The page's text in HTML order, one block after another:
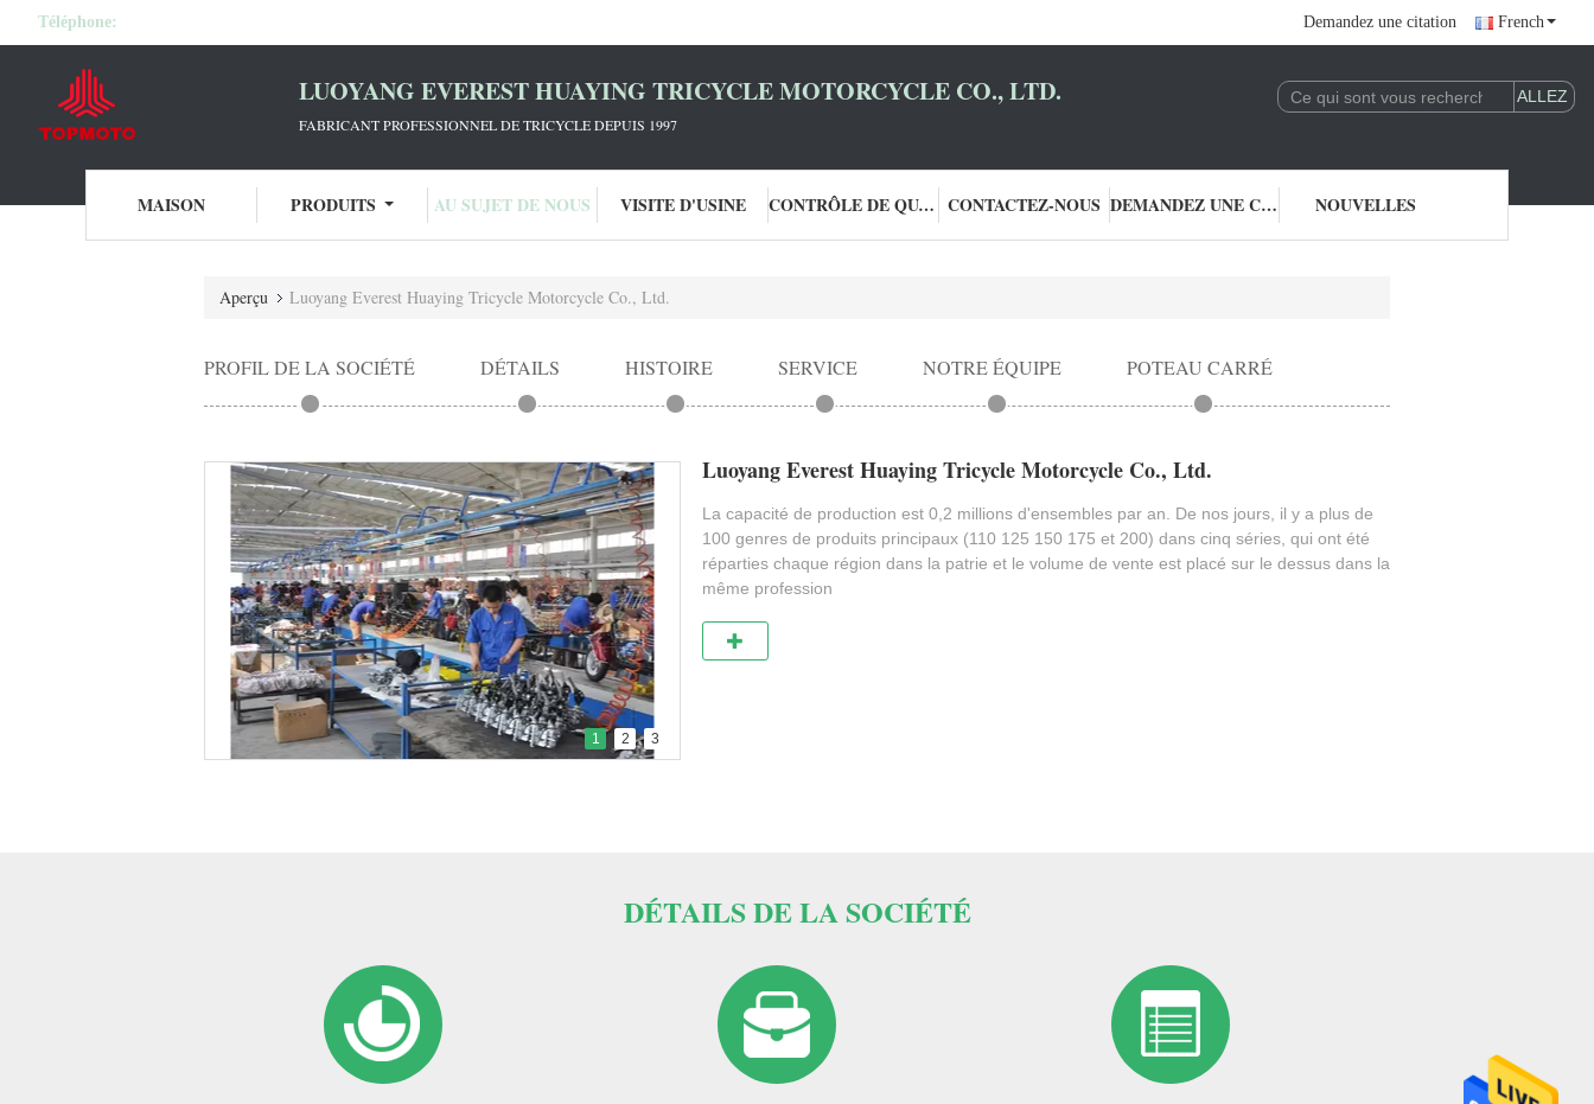
Téléphone: Demandez une citation French
LUOYANG EVEREST HUAYING TRICYCLE MOTORCYCLE CO., LTD.
FABRICANT PROFESSIONNEL DE TRICYCLE DEPUIS 1997
MAISON PRODUITS AU SUJET DE NOUS VISITE D'USINE CONTRÔLE DE QUALITÉ CONTACTEZ-NOUS DEMANDEZ UNE CITATION NOUVELLES
Aperçu Luoyang Everest Huaying Tricycle Motorcycle Co., Ltd.
PROFIL DE LA SOCIÉTÉ DÉTAILS HISTOIRE SERVICE NOTRE ÉQUIPE POTEAU CARRÉ
1 2 3
Luoyang Everest Huaying Tricycle Motorcycle Co., Ltd.
La capacité de production est 0,2 millions d'ensembles par an. De nos jours, il y a plus de
100 genres de produits principaux (110 125 150 175 et 200) dans cinq séries, qui ont été
réparties chaque région dans la patrie et le volume de vente est placé sur le dessus dans la
même profession
DÉTAILS DE LA SOCIÉTÉ